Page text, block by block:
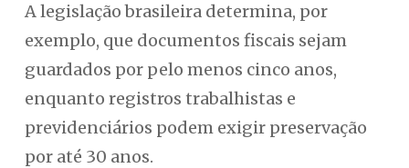
A legislação brasileira determina, por
exemplo, que documentos fiscais sejam
guardados por pelo menos cinco anos,
enquanto registros trabalhistas e
previdenciários podem exigir preservação
por até 30 anos.